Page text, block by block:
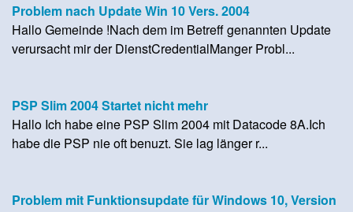
Problem nach Update Win 10 Vers. 2004
Hallo Gemeinde !Nach dem im Betreff genannten Update
verursacht mir der DienstCredentialManger Probl...
PSP Slim 2004 Startet nicht mehr
Hallo Ich habe eine PSP Slim 2004 mit Datacode 8A.Ich
habe die PSP nie oft benuzt. Sie lag länger r...
Problem mit Funktionsupdate für Windows 10, Version